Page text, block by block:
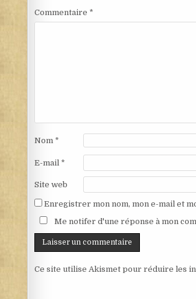
Commentaire *
Nom *
E-mail *
Site web
Enregistrer mon nom, mon e-mail et
Me notifer d'une réponse à mon
Ce site utilise Akismet pour réduire les